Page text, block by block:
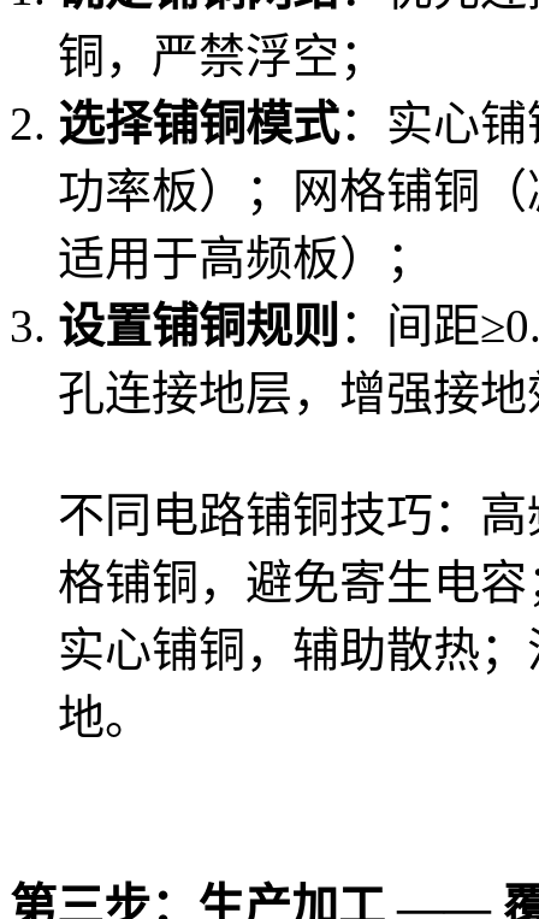
铜，严禁浮空；
选择铺铜模式：实心
功率板）；网格铺铜
适用于高频板）；
设置铺铜规则 ：间距
孔连接地层，增强接
不同电路铺铜技巧：
格铺铜，避免寄生电
实心铺铜，辅助散热
地。
第三步：生产加工 ——